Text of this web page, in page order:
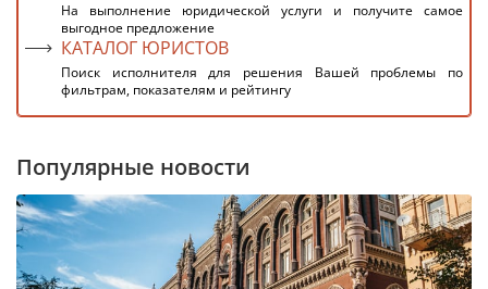
На выполнение юридической услуги и получите самое
выгодное предложение
КАТАЛОГ ЮРИСТОВ
Поиск исполнителя для решения Вашей проблемы по
фильтрам, показателям и рейтингу
Популярные новости